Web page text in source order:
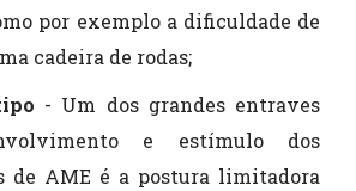
por exemplo a dificuldade de
cadeira de rodas;
- Um dos grandes entraves
e estímulo dos
de AME é a postura limitadora